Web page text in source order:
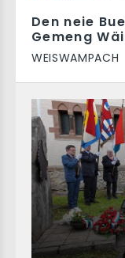
Den neie
Gemeng
WEISWAMPACH